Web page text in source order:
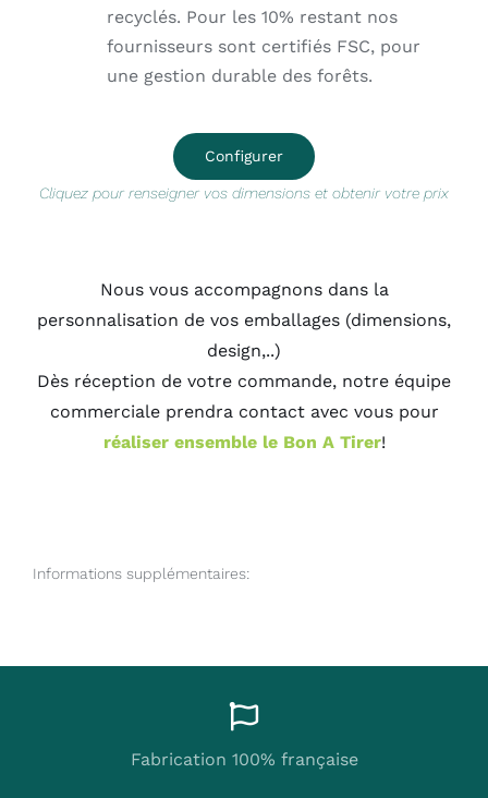
recyclés. Pour les 10% restant nos
fournisseurs sont certifiés FSC, pour
une gestion durable des forêts.
Configurer
Cliquez pour renseigner vos dimensions et obtenir votre prix
Nous vous accompagnons dans la
personnalisation de vos emballages (dimensions,
design,..)
Dès réception de votre commande, notre équipe
commerciale prendra contact avec vous pour
réaliser ensemble le Bon A Tirer!
Informations supplémentaires:
Fabrication 100% française